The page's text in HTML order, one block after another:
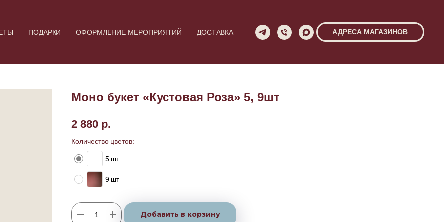
ПОДАРКИ ОФОРМЛЕНИЕ МЕРОПРИЯТИЙ ДОСТАВКА АДРЕСА МАГАЗИНОВ
Моно букет «Кустовая Роза» 5, 9шт
2 880 р.
Количество цветов:
5 шт
9 шт
Добавить в корзину